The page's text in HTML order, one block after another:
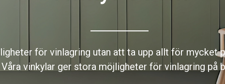
för vinlagring utan att ta upp allt för mycket
vinkylar ger stora möjligheter för vinlagring på